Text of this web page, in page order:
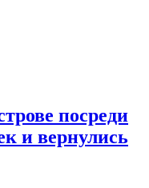
посреди
и вернулись